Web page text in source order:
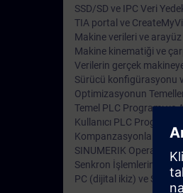
SSD/SD ve IPC Veri
TIA portal ve
Makine verileri ve
Makine kinematiği ve
Verilerin gerçek
Sürücü konfigürasyonu
Optimizasyonun
Temel PLC Programı ve
Kullanıcı PLC Programı
Kompanzasyonların ve
SINUMERIK Operate'in
Senkron İşlemlerin
PC (dijital ikiz) ve